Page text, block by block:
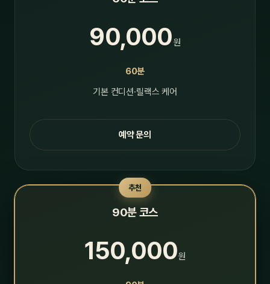
90,000원
60분
기본 컨디션·릴랙스 케어
예약 문의
추천
90분 코스
150,000원